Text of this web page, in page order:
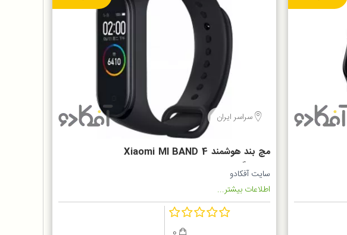
سراسر ایران
مچ بند هوشمند Xiaomi MI BAND 4
نسخه گلوبال
سایت آفکادو
اطلاعات بیشتر...